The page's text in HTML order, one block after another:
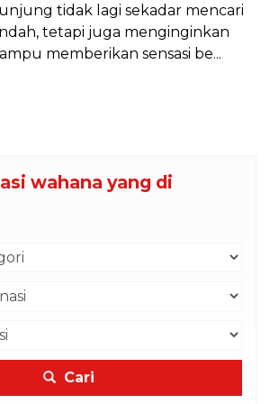
tidak lagi sekadar mencari
tetapi juga menginginkan
memberikan sensasi be...
wahana yang di
Cari